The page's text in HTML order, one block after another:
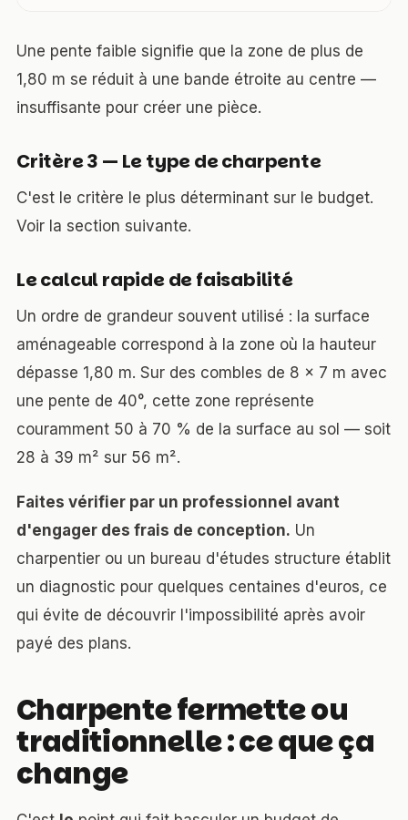
Une pente faible signifie que la zone de plus de
1,80 m se réduit à une bande étroite au centre —
insuffisante pour créer une pièce.
Critère 3 — Le type de charpente
C'est le critère le plus déterminant sur le budget.
Voir la section suivante.
Le calcul rapide de faisabilité
Un ordre de grandeur souvent utilisé : la surface
aménageable correspond à la zone où la hauteur
dépasse 1,80 m. Sur des combles de 8 × 7 m avec
une pente de 40°, cette zone représente
couramment 50 à 70 % de la surface au sol — soit
28 à 39 m² sur 56 m².
Faites vérifier par un professionnel avant
d'engager des frais de conception. Un
charpentier ou un bureau d'études structure établit
un diagnostic pour quelques centaines d'euros, ce
qui évite de découvrir l'impossibilité après avoir
payé des plans.
Charpente fermette ou
traditionnelle : ce que ça
change